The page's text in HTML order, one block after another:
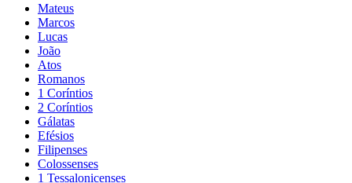
Mateus
Marcos
Lucas
João
Atos
Romanos
1 Coríntios
2 Coríntios
Gálatas
Efésios
Filipenses
Colossenses
1 Tessalonicenses